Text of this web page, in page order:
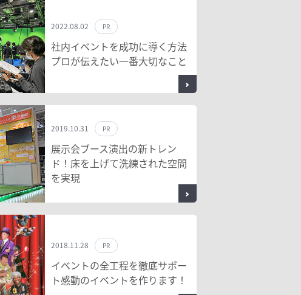
2022.08.02 PR
社内イベントを成功に導く方法
プロが伝えたい一番大切なこと
2019.10.31 PR
展示会ブース演出の新トレン
ド！床を上げて洗練された空間
を実現
2018.11.28 PR
イベントの全工程を徹底サポー
ト感動のイベントを作ります！